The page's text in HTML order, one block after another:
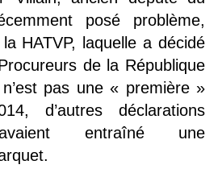
posé problème,
HATVP, laquelle a décidé
de la République
pas une « première »
d’autres déclarations
avaient entraîné une